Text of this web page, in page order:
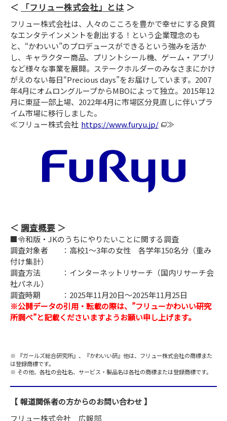
「フリュー株式会社」とは
フリュー株式会社は、人々のこころを豊かで幸せにする良質
なエンタテインメントを創出する！という企業理念のも
と、“かわいい”のプロデュースができるという強みを活か
し、キャラクター商品、プリントシール機、ゲーム・アプリ
など様々な事業を展開。ステークホルダーのみなさまにかけ
がえのない毎日“Precious days”をお届けしています。2007
年4月にオムロングループからMBOによって独立。2015年12
月に東証一部上場、2022年4月に市場区分見直しに伴いプラ
イム市場に移行しました。
≪フリュー株式会社https://www.furyu.jp/ ≫
調査概要
■令和版・JKのうちにやりたいことに関する調査
調査対象者
：高校1～3年の女性 各学年150名分（重み
付け集計）
調査方法
：インターネットリサーチ（国内リサーチ会
社パネル）
調査時期
：2025年11月20日～2025年11月25日
※公開データの引用・転載の際は、”フリューかわいい研究
所調べ”と記載くださいますようお願い申し上げます。
『ガールズ総合研究所』、『かわいい研』他は、フリュー株式会社の商標また
は登録商標です。
その他、各社の会社名、サービス・製品名は各社の商標または登録商標です。
報道関係者の方からのお問い合わせ
フリュー株式会社 広報部